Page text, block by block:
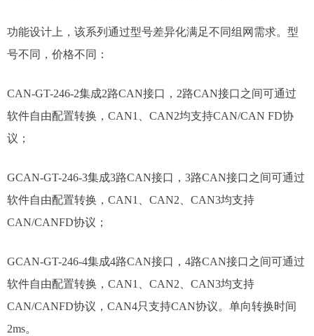
功能设计上，该系列通过型号差异化满足不同组网需求。型
号不同，价格不同：
CAN-GT-246-2集成2路CAN接口，2路CAN接口之间可通过
软件自由配置转换，CAN1、CAN2均支持CAN/CAN FD协
议；
GCAN-GT-246-3集成3路CAN接口，3路CAN接口之间可通过
软件自由配置转换，CAN1、CAN2、CAN3均支持
CAN/CANFD协议；
GCAN-GT-246-4集成4路CAN接口，4路CAN接口之间可通过
软件自由配置转换，CAN1、CAN2、CAN3均支持
CAN/CANFD协议，CAN4只支持CAN协议。单向转换时间
2ms。